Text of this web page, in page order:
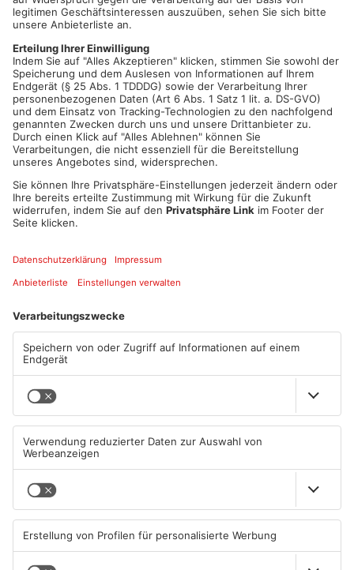
eine Auto wahrscheinlich aus dem Gegenverkehr gekommen
und auf die andere Fahrbahn geraten. Bei dem Crash wurde Öl
Ob es Verletzte gibt, kann die Polizei noch nicht sagen. Die
Bergungs- und Reinigungsarbeiten laufen noch.
Artikel teilen
Mehr aus
Aschaffenburg
Zwei Fußgänger in
Aschaffenburg von
07.08.2026, 07:52 UHR IN
05.08.2026, 06:40 UHR IN